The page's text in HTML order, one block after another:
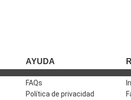
AYUDA
FAQs
Política de privacidad